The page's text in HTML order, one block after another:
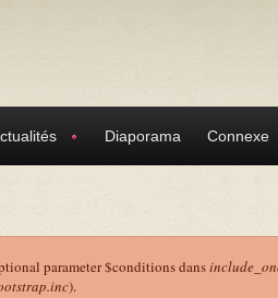
Diaporama Connexe
parameter $conditions dans
).